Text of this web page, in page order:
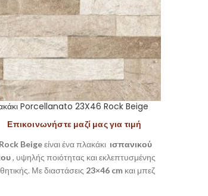
Porcellanato 23X46 Rock Beige
Επικοινωνήστε μαζί μας για τιμή
Rock Beigeείναι ένα πλακάκι ισπανικού
, υψηλής ποιότητας και εκλεπτυσμένης
Με διαστάσεις 23×46 cm και μπεζ